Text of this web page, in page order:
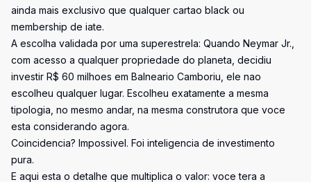
ainda mais exclusivo que qualquer cartao black ou
membership de iate.
A escolha validada por uma superestrela: Quando Neymar Jr.,
com acesso a qualquer propriedade do planeta, decidiu
investir R$ 60 milhoes em Balneario Camboriu, ele nao
escolheu qualquer lugar. Escolheu exatamente a mesma
tipologia, no mesmo andar, na mesma construtora que voce
esta considerando agora.
Coincidencia? Impossivel. Foi inteligencia de investimento
pura.
E aqui esta o detalhe que multiplica o valor: voce tera a